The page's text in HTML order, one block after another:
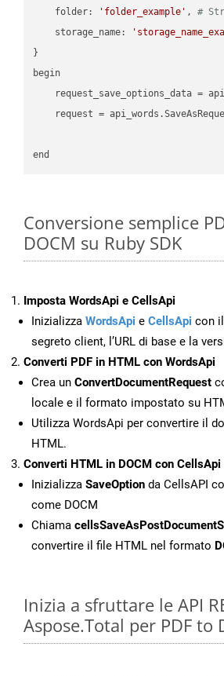
    folder:
'folder_example' , #
    storage_name:
}
begin
request_save_options_data =
request =
Conversione semplice
DOCM su Ruby SDK
Imposta WordsApi e CellsApi
Inizializza WordsApi e CellsApi con
segreto client, l’URL di base e la
Converti PDF in HTML con WordsApi
Crea un ConvertDocumentRequest
locale e il formato impostato su
Utilizza WordsApi per convertire il
HTML.
Converti HTML in DOCM con CellsApi
Inizializza SaveOption da CellsAPI
come DOCM
Chiama
convertire il file HTML nel formato
Inizia a sfruttare le API
Aspose.Total per PDF to